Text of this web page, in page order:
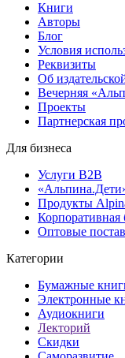
Книги
Авторы
Блог
Условия
Реквизиты
Об
Вечерняя
Проекты
Партнерская
Для бизнеса
Услуги B2B
Продукты
Корпоративная
Оптовые
Категории
Бумажные
Электронные
Аудиокниги
Лекторий
Скидки